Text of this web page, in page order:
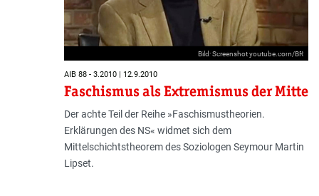
Bild: Screenshot youtube.com/BR
AIB 88 - 3.2010 | 12.9.2010
Faschismus als Extremismus der Mitte
Der achte Teil der Reihe »Faschismustheorien.
Erklärungen des NS« widmet sich dem
Mittelschichtstheorem des Soziologen Seymour Martin
Lipset.